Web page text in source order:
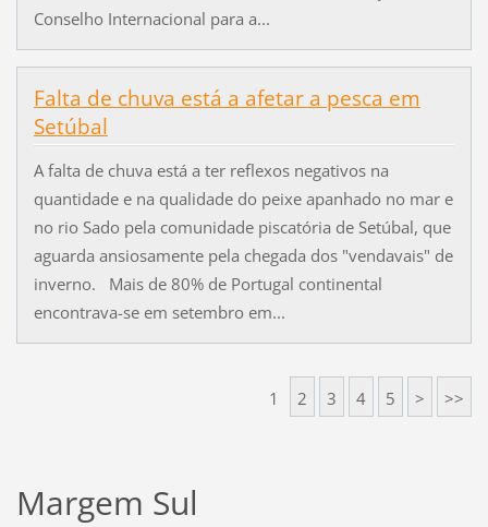
Conselho Internacional para a...
Falta de chuva está a afetar a pesca em
Setúbal
A falta de chuva está a ter reflexos negativos na
quantidade e na qualidade do peixe apanhado no mar e
no rio Sado pela comunidade piscatória de Setúbal, que
aguarda ansiosamente pela chegada dos "vendavais" de
inverno. Mais de 80% de Portugal continental
encontrava-se em setembro em...
1 2 3 4 5 > >>
Margem Sul